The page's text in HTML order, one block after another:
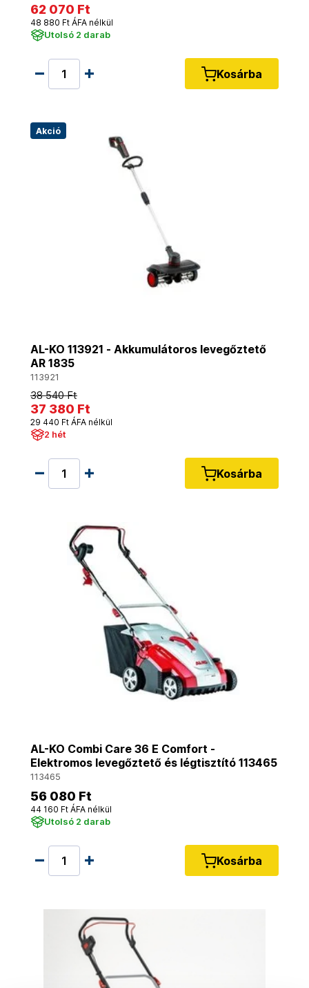
62 070 Ft
48 880 Ft ÁFA nélkül
Utolsó 2 darab
Kosárba
Akció
AL-KO 113921 - Akkumulátoros levegőztető
AR 1835
113921
38 540 Ft
37 380 Ft
29 440 Ft ÁFA nélkül
2 hét
Kosárba
AL-KO Combi Care 36 E Comfort -
Elektromos levegőztető és légtisztító 113465
113465
56 080 Ft
44 160 Ft ÁFA nélkül
Utolsó 2 darab
Kosárba